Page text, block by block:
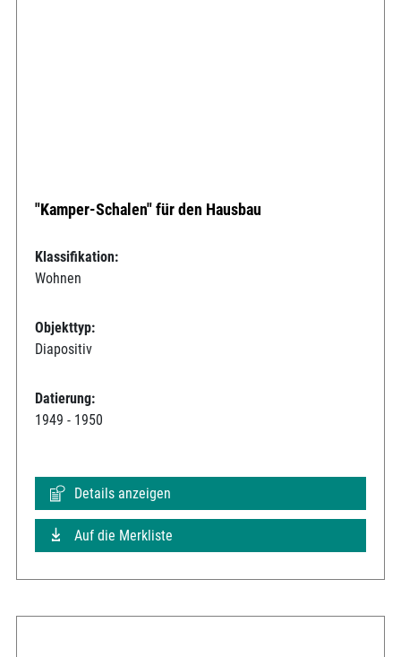
"Kamper-Schalen" für den Hausbau
Klassifikation:
Wohnen
Objekttyp:
Diapositiv
Datierung:
1949 - 1950
Details anzeigen
Auf die Merkliste